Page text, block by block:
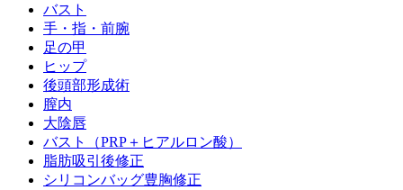
バスト
手・指・前腕
足の甲
ヒップ
後頭部形成術
膣内
大陰唇
バスト（PRP＋ヒアルロン酸）
脂肪吸引後修正
シリコンバッグ豊胸修正